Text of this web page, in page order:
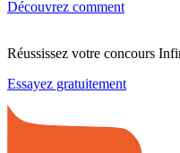
Découvrez comment
Réussissez votre concours
Essayez gratuitement